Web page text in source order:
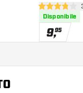
recensioni3.8 stelle di
Disponibile
9,95